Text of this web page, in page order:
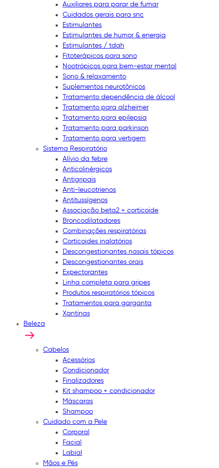
Auxiliares para parar de fumar
Cuidados gerais para snc
Estimulantes
Estimulantes de humor & energia
Estimulantes / tdah
Fitoterápicos para sono
Nootrópicos para bem-estar mental
Sono & relaxamento
Suplementos neurotônicos
Tratamento dependência de álcool
Tratamento para alzheimer
Tratamento para epilepsia
Tratamento para parkinson
Tratamento para vertigem
Sistema Respiratório
Alívio da febre
Anticolinérgicos
Antigripais
Anti-leucotrienos
Antitussígenos
Associação beta2 + corticoide
Broncodilatadores
Combinações respiratórias
Corticoides inalatórios
Descongestionantes nasais tópicos
Descongestionantes orais
Expectorantes
Linha completa para gripes
Produtos respiratórios tópicos
Tratamentos para garganta
Xantinas
Beleza
Cabelos
Acessórios
Condicionador
Finalizadores
Kit shampoo + condicionador
Máscaras
Shampoo
Cuidado com a Pele
Corporal
Facial
Labial
Mãos e Pés